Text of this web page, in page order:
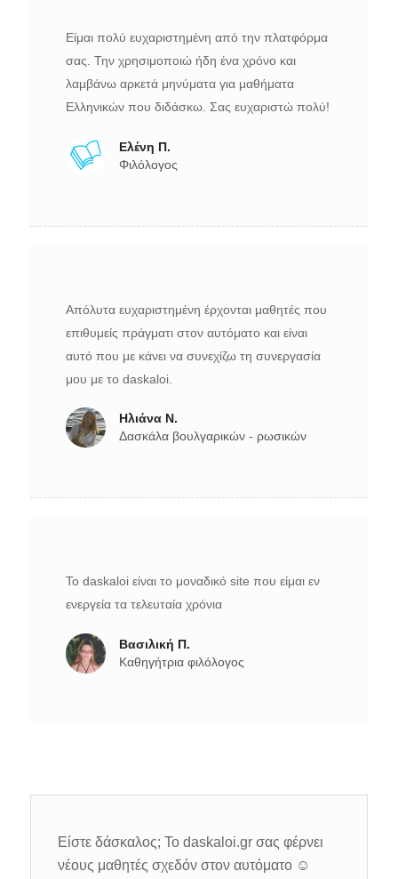
Είμαι πολύ ευχαριστημένη από την πλατφόρμα
σας. Την χρησιμοποιώ ήδη ένα χρόνο και
λαμβάνω αρκετά μηνύματα για μαθήματα
Ελληνικών που διδάσκω. Σας ευχαριστώ πολύ!
Ελένη Π.
Φιλόλογος
Απόλυτα ευχαριστημένη έρχονται μαθητές που
επιθυμείς πράγματι στον αυτόματο και είναι
αυτό που με κάνει να συνεχίζω τη συνεργασία
μου με το daskaloi.
Ηλιάνα Ν.
Δασκάλα βουλγαρικών - ρωσικών
Το daskaloi είναι το μοναδικό site που είμαι εν
ενεργεία τα τελευταία χρόνια
Βασιλική Π.
Καθηγήτρια φιλόλογος
Είστε δάσκαλος; Το daskaloi.gr σας φέρνει
νέους μαθητές σχεδόν στον αυτόματο ☺️